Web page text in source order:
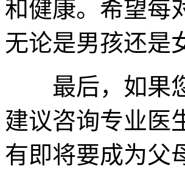
和健康。希望每
无论是男孩还是
最后，如果您
建议咨询专业医
有即将要成为父